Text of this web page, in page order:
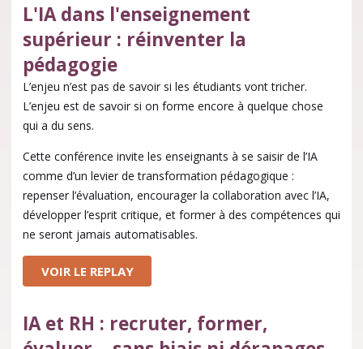
L'IA dans l'enseignement
supérieur : réinventer la
pédagogie
L’enjeu n’est pas de savoir si les étudiants vont tricher.
L’enjeu est de savoir si on forme encore à quelque chose
qui a du sens.
Cette conférence invite les enseignants à se saisir de l’IA
comme d’un levier de transformation pédagogique :
repenser l’évaluation, encourager la collaboration avec l’IA,
développer l’esprit critique, et former à des compétences qui
ne seront jamais automatisables.
VOIR LE REPLAY
IA et RH : recruter, former,